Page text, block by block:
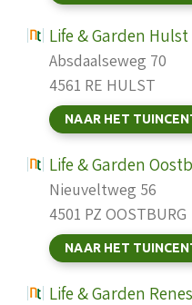
Life & Garden Hulst
Absdaalseweg 70
4561 RE HULST
NAAR HET
Life & Garden
Nieuveltweg 56
4501 PZ OOSTBURG
NAAR HET
Life & Garden